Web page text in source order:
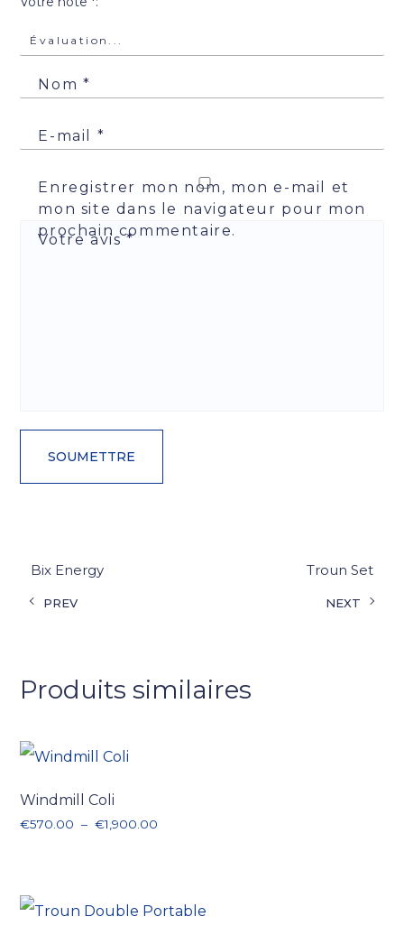
Votre avis*
Nom *
E-mail *
Enregistrer mon nom, mon e-mail et
mon site dans le navigateur pour mon
prochain commentaire.
Bix Energy
PREV
Troun Set
NEXT
Produits similaires
Windmill Coli
€570.00 – €1,900.00